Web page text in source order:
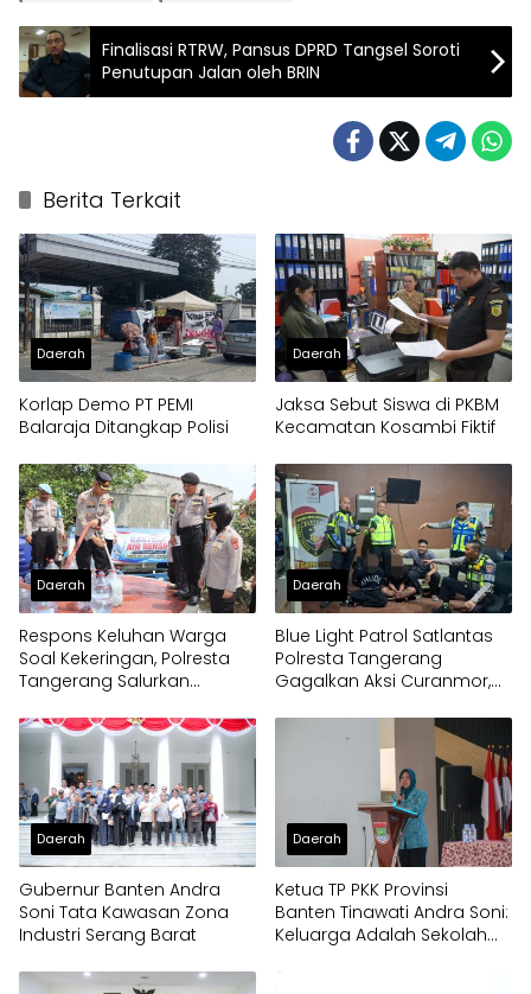
Finalisasi RTRW, Pansus DPRD Tangsel Soroti
Penutupan Jalan oleh BRIN
Berita Terkait
Daerah
Korlap Demo PT PEMI
Balaraja Ditangkap Polisi
Daerah
Jaksa Sebut Siswa di PKBM
Kecamatan Kosambi Fiktif
Daerah
Respons Keluhan Warga
Soal Kekeringan, Polresta
Tangerang Salurkan
Panongan
Daerah
Blue Light Patrol Satlantas
Polresta Tangerang
Gagalkan Aksi Curanmor,
Daerah
Gubernur Banten Andra
Soni Tata Kawasan Zona
Industri Serang Barat
Daerah
Ketua TP PKK Provinsi
Banten Tinawati Andra Soni:
Keluarga Adalah Sekolah